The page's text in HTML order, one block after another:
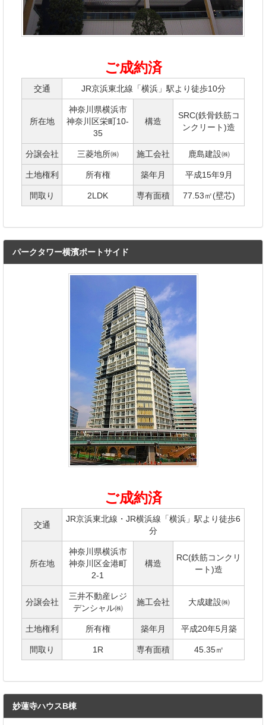
ご成約済
交通 JR京浜東北線「横浜」駅より徒歩10分
所在地
神奈川県横浜市
神奈川区栄町10-
35
構造
SRC(鉄骨鉄筋コ
ンクリート)造
分譲会社 三菱地所㈱ 施工会社 鹿島建設㈱
土地権利 所有権 築年月 平成15年9月
間取り 2LDK 専有面積 77.53㎡(壁芯)
パークタワー横濱ポートサイド
ご成約済
交通
JR京浜東北線・JR横浜線「横浜」駅より徒歩6
分
所在地
神奈川県横浜市
神奈川区金港町
2-1
構造
RC(鉄筋コンクリ
ート)造
分譲会社
三井不動産レジ
デンシャル㈱
施工会社 大成建設㈱
土地権利 所有権 築年月 平成20年5月築
間取り 1R 専有面積 45.35㎡
妙蓮寺ハウスB棟